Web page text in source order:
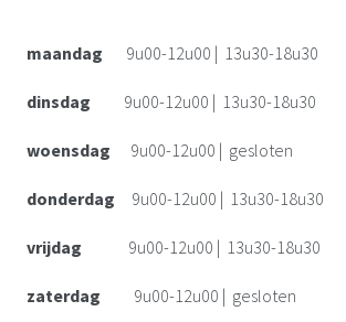
maandag 9u00-12u00 | 13u30-18u30
dinsdag 9u00-12u00 | 13u30-18u30
woensdag 9u00-12u00 | gesloten
donderdag 9u00-12u00 | 13u30-18u30
vrijdag 9u00-12u00 | 13u30-18u30
zaterdag 9u00-12u00 | gesloten